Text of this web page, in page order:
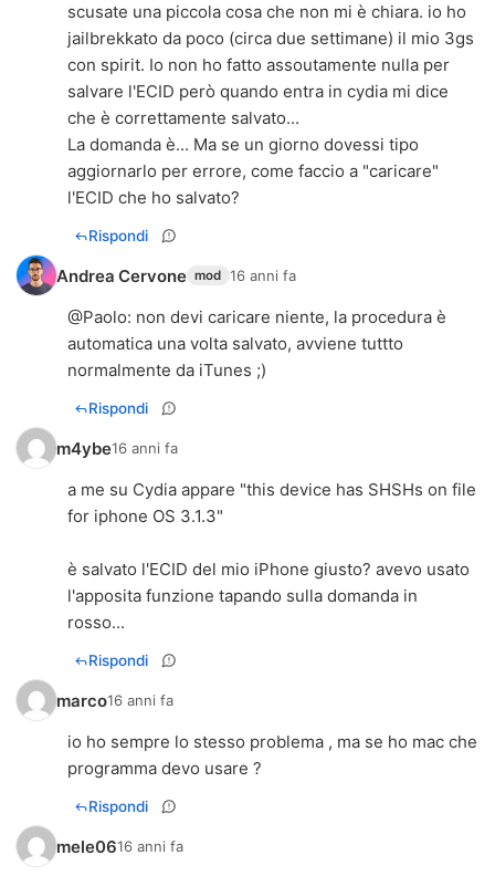
scusate una piccola cosa che non mi è chiara. io ho
jailbrekkato da poco (circa due settimane) il mio 3gs
con spirit. Io non ho fatto assoutamente nulla per
salvare l'ECID però quando entra in cydia mi dice
che è correttamente salvato...
La domanda è... Ma se un giorno dovessi tipo
aggiornarlo per errore, come faccio a "caricare"
l'ECID che ho salvato?
Rispondi
Andrea Cervone mod 16 anni fa
@Paolo: non devi caricare niente, la procedura è
automatica una volta salvato, avviene tuttto
normalmente da iTunes ;)
Rispondi
m4ybe16 anni fa
a me su Cydia appare "this device has SHSHs on file
for iphone OS 3.1.3"
è salvato l'ECID del mio iPhone giusto? avevo usato
l'apposita funzione tapando sulla domanda in
rosso...
Rispondi
marco16 anni fa
io ho sempre lo stesso problema , ma se ho mac che
programma devo usare ?
Rispondi
mele0616 anni fa